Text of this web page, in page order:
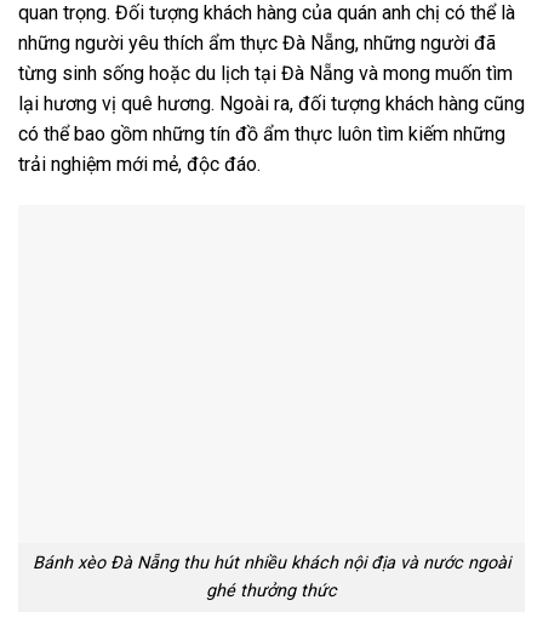
quan trọng. Đối tượng khách hàng của quán anh chị có thể là
những người yêu thích ẩm thực Đà Nẵng, những người đã
từng sinh sống hoặc du lịch tại Đà Nẵng và mong muốn tìm
lại hương vị quê hương. Ngoài ra, đối tượng khách hàng cũng
có thể bao gồm những tín đồ ẩm thực luôn tìm kiếm những
trải nghiệm mới mẻ, độc đáo.
Bánh xèo Đà Nẵng thu hút nhiều khách nội địa và nước ngoài
ghé thưởng thức